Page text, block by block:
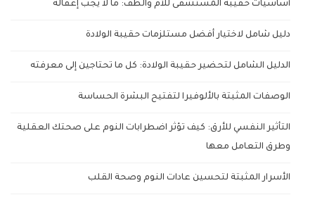
أساسيات حقيبة المستشفى للأم والطف: ما لا يجب إغفاله
دليل شامل لاختيار أفضل مستلزمات حقيبة الولادة
الدليل الشامل لتحضير حقيبة الولادة: كل ما تحتاجين إلى معرفته
الوصفات المثبتة بالألوفيرا لتفتيح البشرة الحساسة
التأثير النفسي للأرق: كيف تؤثر اضطرابات النوم على صحتك العقلية
وطرق التعامل معها
الأسرار المثبتة لتحسين عادات النوم وصحة القلب